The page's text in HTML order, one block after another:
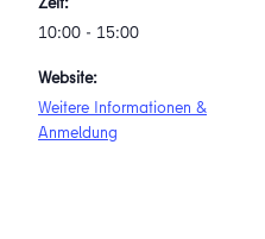
10:00 - 15:00
Website:
Weitere Informationen &
Anmeldung